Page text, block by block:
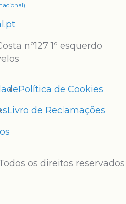
nº127 1º esquerdo
Política de Cookies
Livro de Reclamações
os direitos reservados